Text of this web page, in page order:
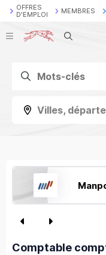
OFFRES
D'EMPLOI
MEMBRES
Recherche
Villes,
Comptable